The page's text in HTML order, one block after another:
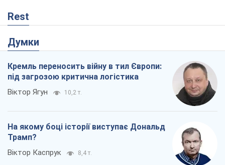
Rest
Думки
Кремль переносить війну в тил Європи:
під загрозою критична логістика
Віктор Ягун 10,2 т.
На якому боці історії виступає Дональд
Трамп?
Віктор Каспрук 8,4 т.